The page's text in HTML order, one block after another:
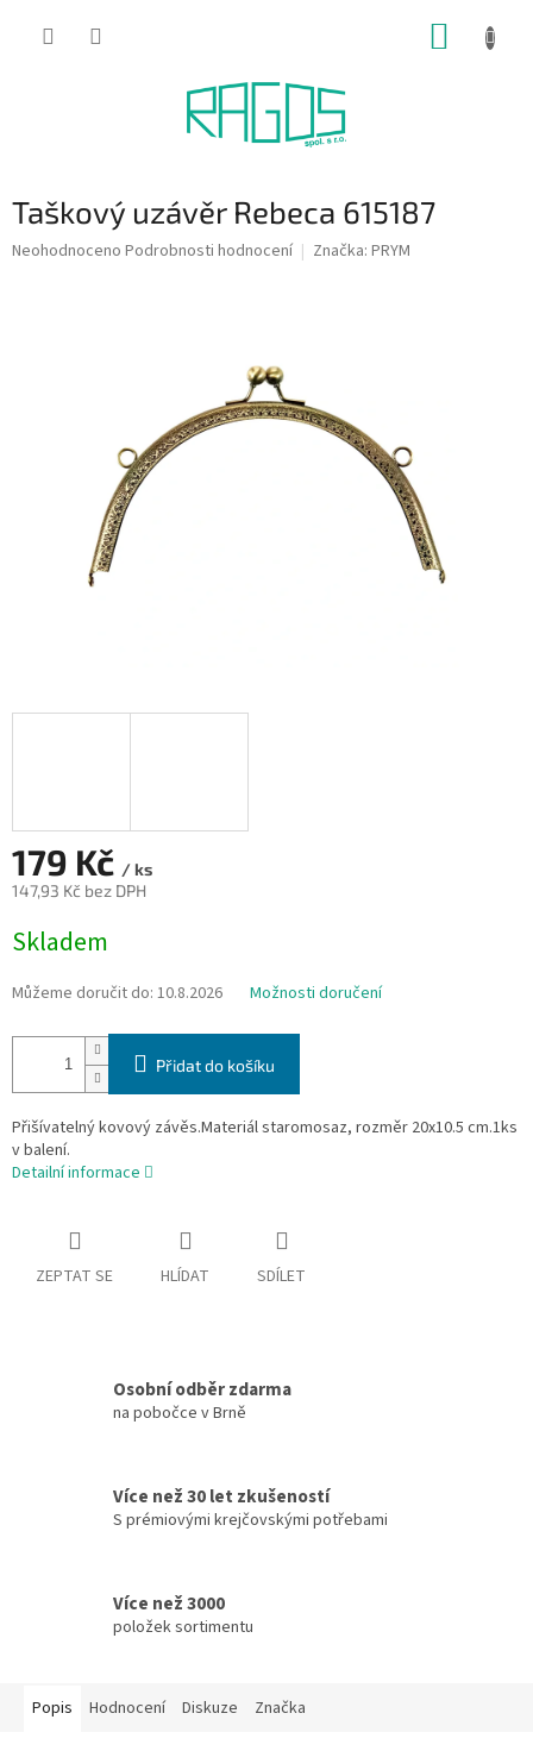
Taškový uzávěr Rebeca 615187
Průměrné
Neohodnoceno Podrobnosti hodnocení Značka: PRYM
179 Kč / ks
147,93 Kč bez DPH
cena:
Skladem
Můžeme doručit do: 10.8.2026 Možnosti doručení
Přidat do košíku
Přišívatelný kovový závěs.Materiál staromosaz, rozměr 20x10.5 cm.1ks
v balení.
Detailní informace
ZEPTAT SE HLÍDAT SDÍLET
Osobní odběr zdarma
na pobočce v Brně
Více než 30 let zkušeností
S prémiovými krejčovskými potřebami
Více než 3000
položek sortimentu
Popis Hodnocení Diskuze Značka